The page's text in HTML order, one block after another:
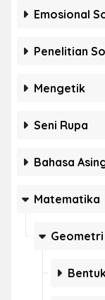
Emosional
Penelitian
Mengetik
Seni Rupa
Bahasa
Matematika
Geometri